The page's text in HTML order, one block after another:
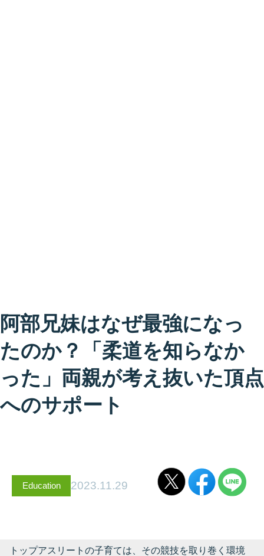
阿部兄妹はなぜ最強になっ
たのか？「柔道を知らなか
った」両親が考え抜いた頂点
へのサポート
Education 2023.11.29
トップアスリートの子育ては、その競技を取り巻く環境